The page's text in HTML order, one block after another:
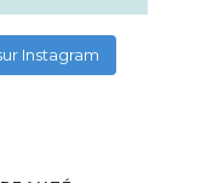
Instagram